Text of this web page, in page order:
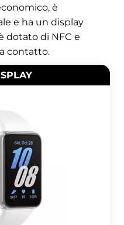
è
e ha un display
dotato di NFC e
contatto.